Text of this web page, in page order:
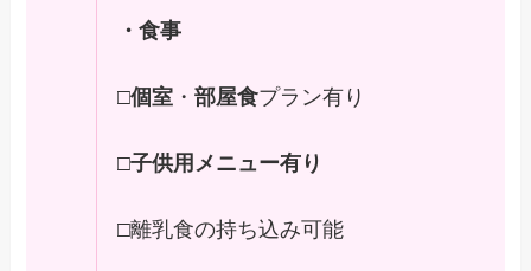
・食事
□個室・ 部屋食プラン有り
□子供用メニュー有り
□離乳食の持ち込み可能